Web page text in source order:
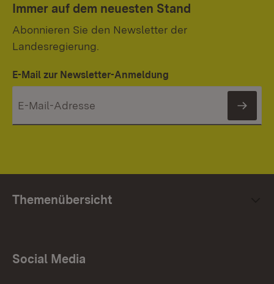
Immer auf dem neuesten Stand
Abonnieren Sie den Newsletter der
Landesregierung.
E-Mail zur Newsletter-Anmeldung
Themenübersicht
Social Media